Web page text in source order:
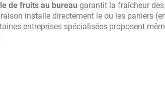
de fruits au bureau garantit la fraîcheur
installe directement le ou les paniers
entreprises spécialisées proposent